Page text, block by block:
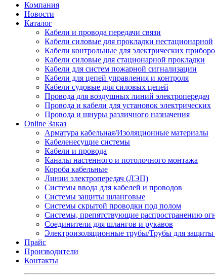
Компания
Новости
Каталог
Кабели и провода передачи связи
Кабели силовые для прокладки нестационарной
Кабели контрольные для электрических
Кабели силовые для стационарной прокладки
Кабели для систем пожарной сигнализации
Кабели для цепей управления и контроля
Кабели судовые для силовых цепей
Провода для воздушных линий электропередач
Провода и кабели для установок электрических
Провода и шнуры различного назначения
Online Заказ
Арматура кабельная/Изоляционные материалы
Кабеленесущие системы
Кабели и провода
Каналы настенного и потолочного монтажа
Короба кабельные
Линии электропередач (ЛЭП)
Системы ввода для кабелей и проводов
Системы защиты шланговые
Системы скрытой проводки под полом
Системы, препятствующие распространению
Соединители для шлангов и рукавов
Электроизоляционные трубы/Трубы для защиты
Прайс
Производители
Контакты